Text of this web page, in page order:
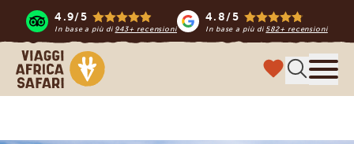
4.9/5
In base a più di 943+ recensioni
4.8/5
In base a più di582+ recensioni
Viaggi Africa Safari